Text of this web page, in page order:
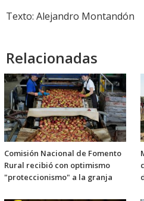
Texto: Alejandro Montandón
Relacionadas
Comisión Nacional de Fomento
Rural recibió con optimismo
"proteccionismo" a la granja